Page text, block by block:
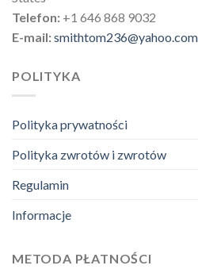
Telefon: +1 646 868 9032
E-mail:smithtom236@yahoo.com
POLITYKA
Polityka prywatności
Polityka zwrotów i zwrotów
Regulamin
Informacje
METODA PŁATNOŚCI